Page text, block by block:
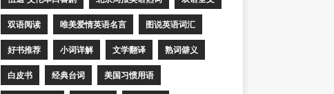
双语阅读 唯美爱情英语名言 图说英语词汇
好书推荐 小词详解 文学翻译 熟词僻义
白皮书 经典台词 美国习惯用语